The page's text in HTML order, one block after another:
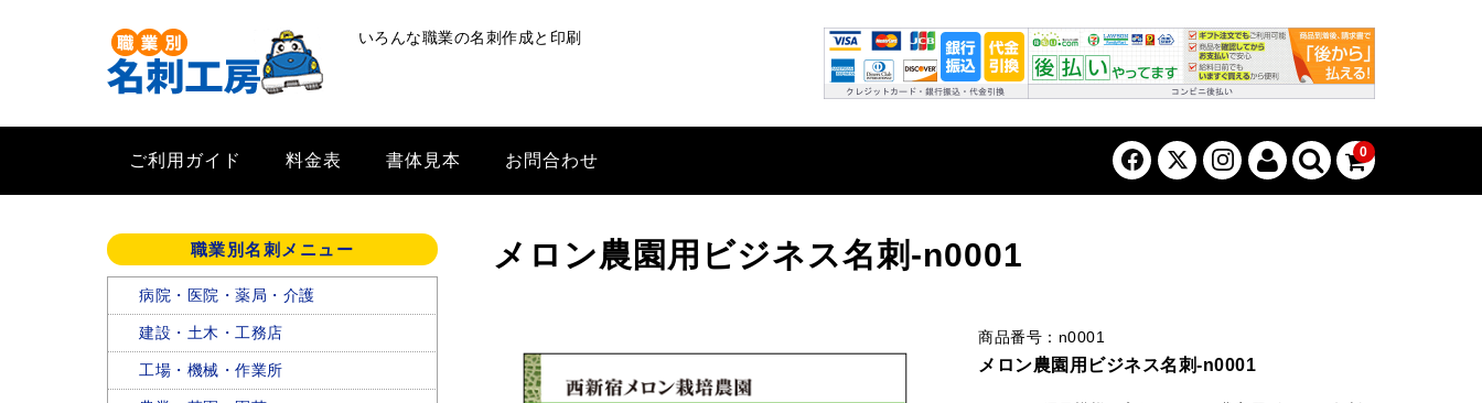
いろんな職業の名刺作成と印刷
0
ご利用ガイド 料金表 書体見本 お問合わせ
メロン農園用ビジネス名刺-n0001
商品番号：n0001
メロン農園用ビジネス名刺-n0001
職業別名刺メニュー
病院・医院・薬局・介護
建設・土木・工務店
工場・機械・作業所